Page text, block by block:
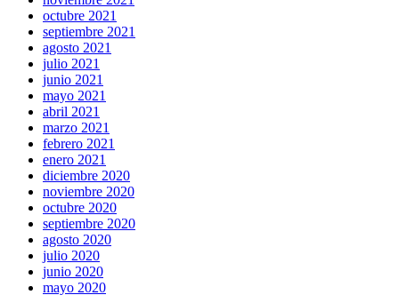
octubre 2021
septiembre 2021
agosto 2021
julio 2021
junio 2021
mayo 2021
abril 2021
marzo 2021
febrero 2021
enero 2021
diciembre 2020
noviembre 2020
octubre 2020
septiembre 2020
agosto 2020
julio 2020
junio 2020
mayo 2020